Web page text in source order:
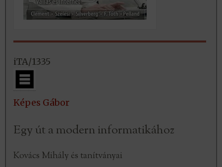
iTA/1335
Képes Gábor
Egy út a modern informatikához
Kovács Mihály és tanítványai